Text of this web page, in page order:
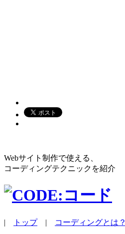
Webサイト制作で使える、
コーディングテクニックを紹介
| トップ| コーディングとは？